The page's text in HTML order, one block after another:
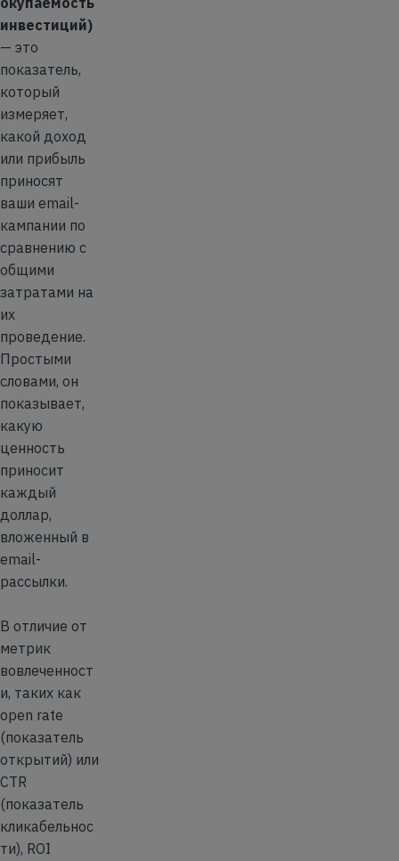
инвестиций)
— это
показатель,
который
измеряет,
какой доход
или прибыль
приносят
ваши email-
кампании по
сравнению с
общими
затратами на
их
проведение.
Простыми
словами, он
показывает,
какую
ценность
приносит
каждый
доллар,
вложенный в
email-
рассылки.
В отличие от
метрик
вовлеченност
и, таких как
open rate
(показатель
открытий) или
CTR
(показатель
кликабельнос
ти), ROI